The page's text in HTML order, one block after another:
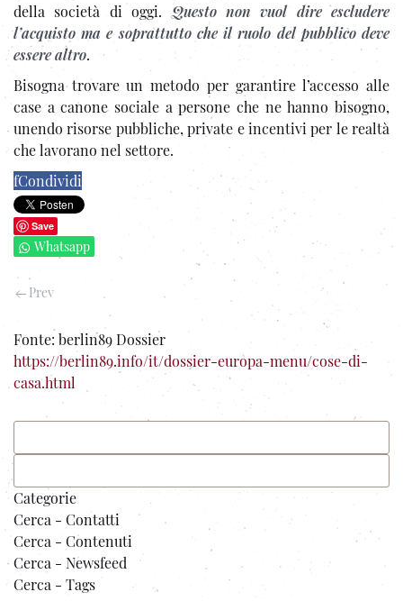
della società di oggi. Questo non vuol dire escludere
l’acquisto ma e soprattutto che il ruolo del pubblico deve
essere altro.
Bisogna trovare un metodo per garantire l’accesso alle
case a canone sociale a persone che ne hanno bisogno,
unendo risorse pubbliche, private e incentivi per le realtà
che lavorano nel settore.
fCondividi
Save
Whatsapp
Prev
Fonte: berlin89 Dossier
https://berlin89.info/it/dossier-europa-menu/cose-di-
casa.html
Categorie
Cerca - Contatti
Cerca - Contenuti
Cerca - Newsfeed
Cerca - Tags